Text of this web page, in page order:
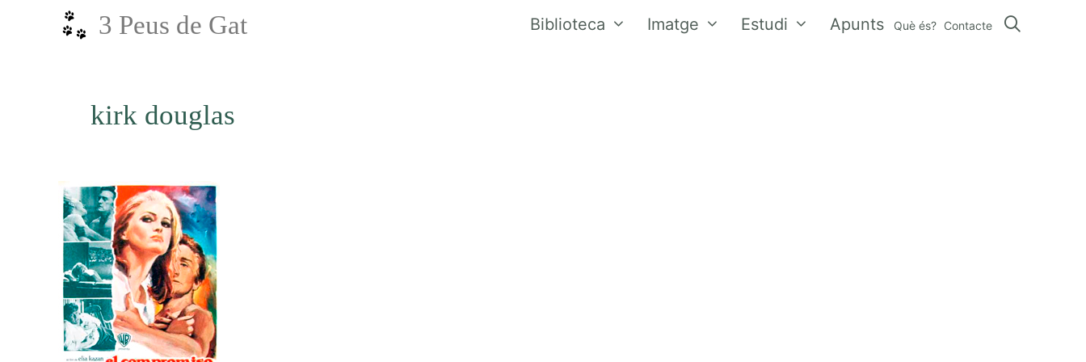
3 Peus de Gat Biblioteca Imatge Estudi Apunts Què és? Contacte
kirk douglas